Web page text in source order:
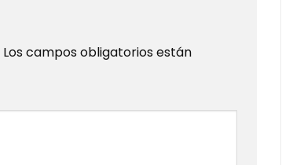
Los campos obligatorios están